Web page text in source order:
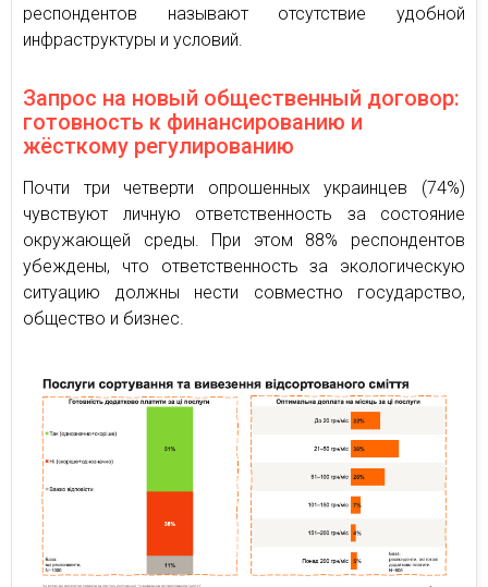
респондентов называют отсутствие удобной
инфраструктуры и условий.
Запрос на новый общественный договор:
готовность к финансированию и
жёсткому регулированию
Почти три четверти опрошенных украинцев (74%)
чувствуют личную ответственность за состояние
окружающей среды. При этом 88% респондентов
убеждены, что ответственность за экологическую
ситуацию должны нести совместно государство,
общество и бизнес.